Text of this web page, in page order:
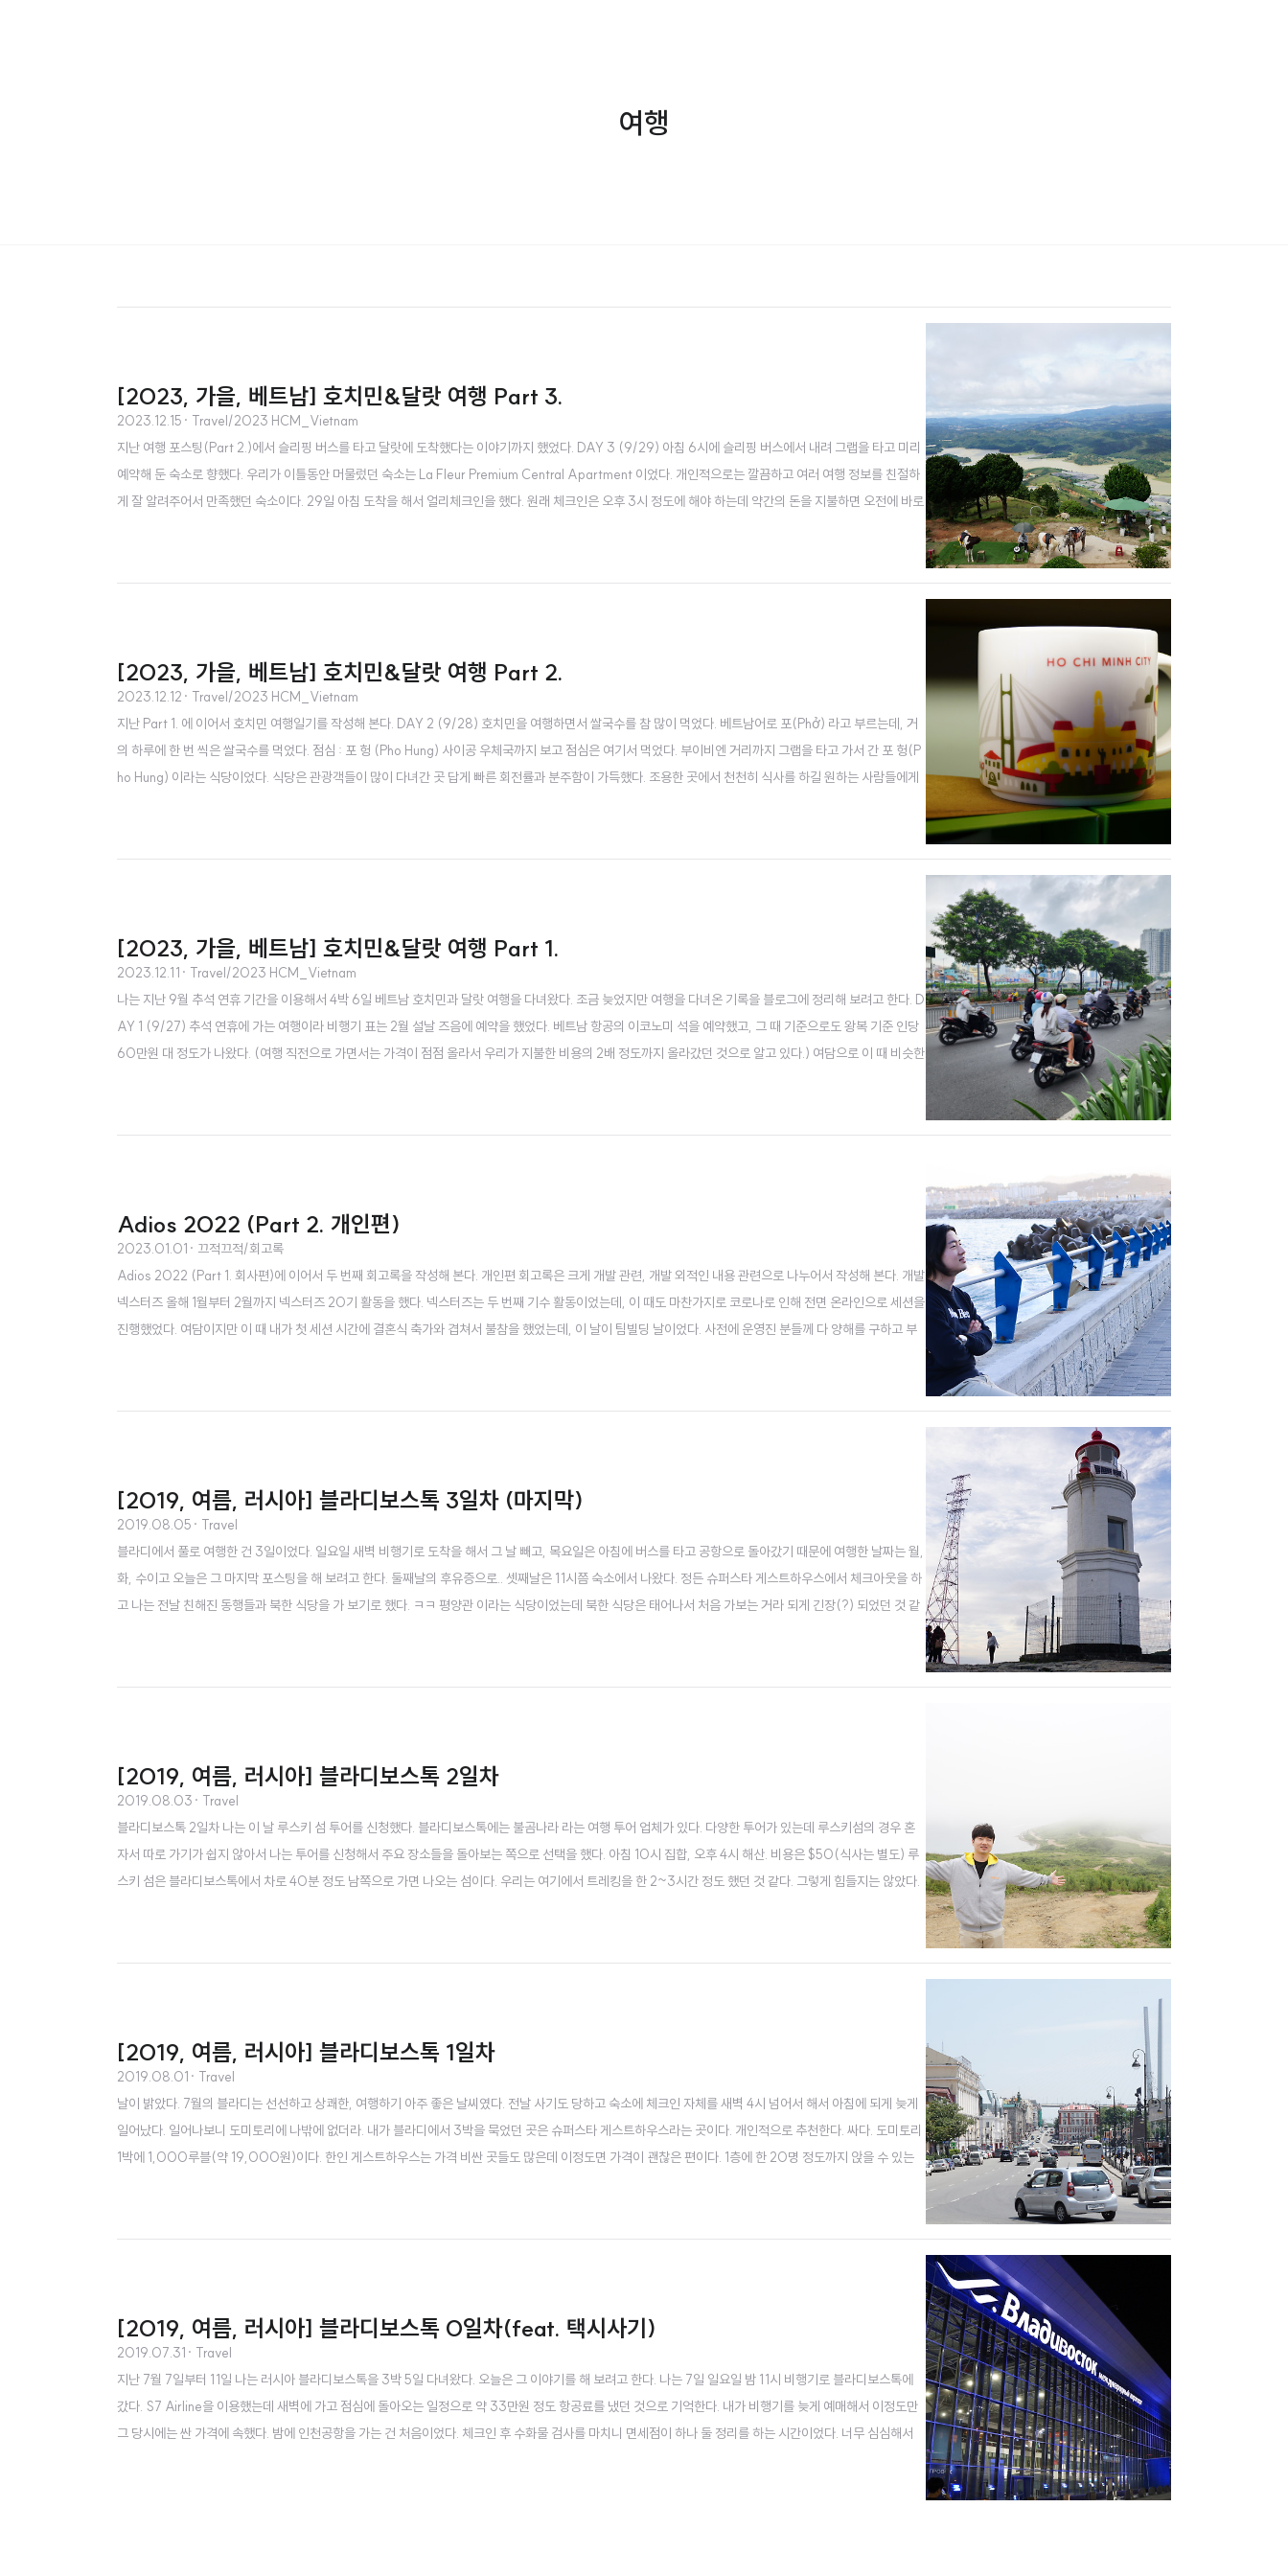
여행
[2023, 가을, 베트남] 호치민&달랏 여행 Part 3.
2023.12.15 · Travel/2023 HCM_Vietnam
지난 여행 포스팅(Part 2.)에서 슬리핑 버스를 타고 달랏에 도착했다는 이야기까지 했었다. DAY 3 (9/29) 아침 6시에 슬리핑 버스에서 내려 그랩을 타고 미리
예약해 둔 숙소로 향했다. 우리가 이틀동안 머물렀던 숙소는 La Fleur Premium Central Apartment 이었다. 개인적으로는 깔끔하고 여러 여행 정보를 친절하
게 잘 알려주어서 만족했던 숙소이다. 29일 아침 도착을 해서 얼리체크인을 했다. 원래 체크인은 오후 3시 정도에 해야 하는데 약간의 돈을 지불하면 오전에 바로
[2023, 가을, 베트남] 호치민&달랏 여행 Part 2.
2023.12.12 · Travel/2023 HCM_Vietnam
지난 Part 1. 에 이어서 호치민 여행일기를 작성해 본다. DAY 2 (9/28) 호치민을 여행하면서 쌀국수를 참 많이 먹었다. 베트남어로 포(Phở) 라고 부르는데, 거
의 하루에 한 번 씩은 쌀국수를 먹었다. 점심 : 포 헝 (Pho Hung) 사이공 우체국까지 보고 점심은 여기서 먹었다. 부이비엔 거리까지 그랩을 타고 가서 간 포 헝(P
ho Hung) 이라는 식당이었다. 식당은 관광객들이 많이 다녀간 곳 답게 빠른 회전률과 분주함이 가득했다. 조용한 곳에서 천천히 식사를 하길 원하는 사람들에게
[2023, 가을, 베트남] 호치민&달랏 여행 Part 1.
2023.12.11 · Travel/2023 HCM_Vietnam
나는 지난 9월 추석 연휴 기간을 이용해서 4박 6일 베트남 호치민과 달랏 여행을 다녀왔다. 조금 늦었지만 여행을 다녀온 기록을 블로그에 정리해 보려고 한다. D
AY 1 (9/27) 추석 연휴에 가는 여행이라 비행기 표는 2월 설날 즈음에 예약을 했었다. 베트남 항공의 이코노미 석을 예약했고, 그 때 기준으로도 왕복 기준 인당
60만원 대 정도가 나왔다. (여행 직전으로 가면서는 가격이 점점 올라서 우리가 지불한 비용의 2배 정도까지 올라갔던 것으로 알고 있다.) 여담으로 이 때 비슷한
Adios 2022 (Part 2. 개인편)
2023.01.01 · 끄적끄적/회고록
Adios 2022 (Part 1. 회사편)에 이어서 두 번째 회고록을 작성해 본다. 개인편 회고록은 크게 개발 관련, 개발 외적인 내용 관련으로 나누어서 작성해 본다. 개발
넥스터즈 올해 1월부터 2월까지 넥스터즈 20기 활동을 했다. 넥스터즈는 두 번째 기수 활동이었는데, 이 때도 마찬가지로 코로나로 인해 전면 온라인으로 세션을
진행했었다. 여담이지만 이 때 내가 첫 세션 시간에 결혼식 축가와 겹쳐서 불참을 했었는데, 이 날이 팀빌딩 날이었다. 사전에 운영진 분들께 다 양해를 구하고 부
[2019, 여름, 러시아] 블라디보스톡 3일차 (마지막)
2019.08.05 · Travel
블라디에서 풀로 여행한 건 3일이었다. 일요일 새벽 비행기로 도착을 해서 그 날 빼고, 목요일은 아침에 버스를 타고 공항으로 돌아갔기 때문에 여행한 날짜는 월,
화, 수이고 오늘은 그 마지막 포스팅을 해 보려고 한다. 둘째날의 후유증으로.. 셋째날은 11시쯤 숙소에서 나왔다. 정든 슈퍼스타 게스트하우스에서 체크아웃을 하
고 나는 전날 친해진 동행들과 북한 식당을 가 보기로 했다. ㅋㅋ 평양관 이라는 식당이었는데 북한 식당은 태어나서 처음 가보는 거라 되게 긴장(?) 되었던 것 같
[2019, 여름, 러시아] 블라디보스톡 2일차
2019.08.03 · Travel
블라디보스톡 2일차 나는 이 날 루스키 섬 투어를 신청했다. 블라디보스톡에는 불곰나라 라는 여행 투어 업체가 있다. 다양한 투어가 있는데 루스키섬의 경우 혼
자서 따로 가기가 쉽지 않아서 나는 투어를 신청해서 주요 장소들을 돌아보는 쪽으로 선택을 했다. 아침 10시 집합, 오후 4시 해산. 비용은 $50(식사는 별도) 루
스키 섬은 블라디보스톡에서 차로 40분 정도 남쪽으로 가면 나오는 섬이다. 우리는 여기에서 트레킹을 한 2~3시간 정도 했던 것 같다. 그렇게 힘들지는 않았다.
[2019, 여름, 러시아] 블라디보스톡 1일차
2019.08.01 · Travel
날이 밝았다. 7월의 블라디는 선선하고 상쾌한, 여행하기 아주 좋은 날씨였다. 전날 사기도 당하고 숙소에 체크인 자체를 새벽 4시 넘어서 해서 아침에 되게 늦게
일어났다. 일어나보니 도미토리에 나밖에 없더라. 내가 블라디에서 3박을 묵었던 곳은 슈퍼스타 게스트하우스라는 곳이다. 개인적으로 추천한다. 싸다. 도미토리
1박에 1,000루블(약 19,000원)이다. 한인 게스트하우스는 가격 비싼 곳들도 많은데 이정도면 가격이 괜찮은 편이다. 1층에 한 20명 정도까지 앉을 수 있는
[2019, 여름, 러시아] 블라디보스톡 0일차(feat. 택시사기)
2019.07.31 · Travel
지난 7월 7일부터 11일 나는 러시아 블라디보스톡을 3박 5일 다녀왔다. 오늘은 그 이야기를 해 보려고 한다. 나는 7일 일요일 밤 11시 비행기로 블라디보스톡에
갔다. S7 Airline을 이용했는데 새벽에 가고 점심에 돌아오는 일정으로 약 33만원 정도 항공료를 냈던 것으로 기억한다. 내가 비행기를 늦게 예매해서 이정도만
그 당시에는 싼 가격에 속했다. 밤에 인천공항을 가는 건 처음이었다. 체크인 후 수화물 검사를 마치니 면세점이 하나 둘 정리를 하는 시간이었다. 너무 심심해서